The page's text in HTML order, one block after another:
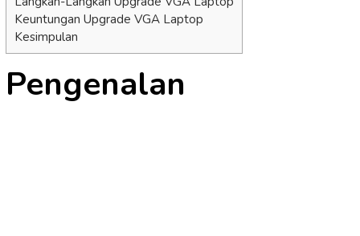
Keuntungan Upgrade VGA Laptop
Kesimpulan
Pengenalan